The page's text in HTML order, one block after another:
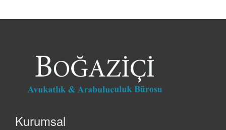
Kurumsal